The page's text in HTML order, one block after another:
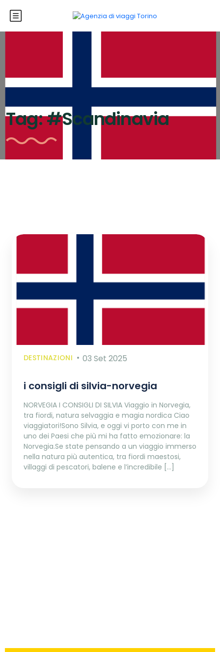
Tag:#Scandinavia
DESTINAZIONI 03 Set 2025
i consigli di silvia-norvegia
NORVEGIA I CONSIGLI DI SILVIA Viaggio in Norvegia,
tra fiordi, natura selvaggia e magia nordica Ciao
viaggiatori!Sono Silvia, e oggi vi porto con me in
uno dei Paesi che più mi ha fatto emozionare: la
Norvegia.Se state pensando a un viaggio immerso
nella natura più autentica, tra fiordi maestosi,
villaggi di pescatori, balene e l’incredibile […]